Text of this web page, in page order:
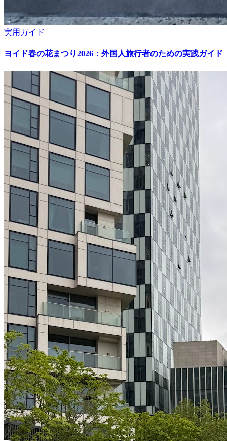
実用ガイド
ヨイド春の花まつり2026：外国人旅行者のための実践ガイド